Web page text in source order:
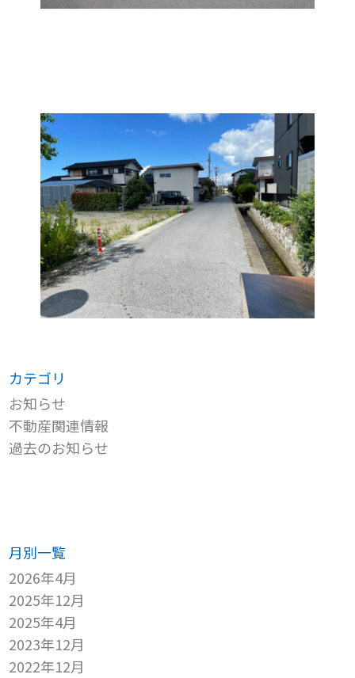
カテゴリ
お知らせ
不動産関連情報
過去のお知らせ
月別一覧
2026年4月
2025年12月
2025年4月
2023年12月
2022年12月